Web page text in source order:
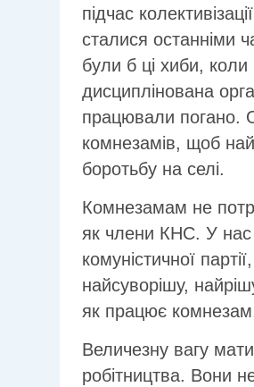
підчас
сталися останніми
були б ці хиби,
дисциплінована
працювали погано.
комнезамів, щоб
боротьбу на селі.
Комнезамам не
як члени КНС. У нас
комуністичної
найсуворішу,
як працює
Величезну вагу
робітництва. Вони